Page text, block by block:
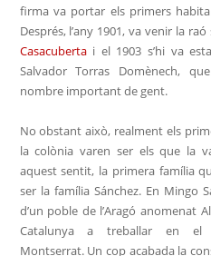
firma va portar els primers
Després, l’any 1901, va venir la raó
Casacubertai el 1903 s’hi va
Salvador Torras Domènech,
nombre important de gent.
No obstant això, realment els
la colònia varen ser els que la
aquest sentit, la primera família
ser la família Sánchez. En Mingo
d’un poble de l’Aragó anomenat
Catalunya a treballar en el
Montserrat. Un cop acabada la